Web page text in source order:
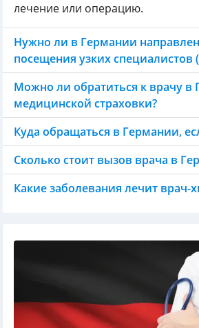
лечение или операцию.
Нужно ли в Германии
посещения узких специалистов
Можно ли обратиться к врачу в
медицинской страховки?
Куда обращаться в Германии,
Сколько стоит вызов врача в
Какие заболевания лечит врач-